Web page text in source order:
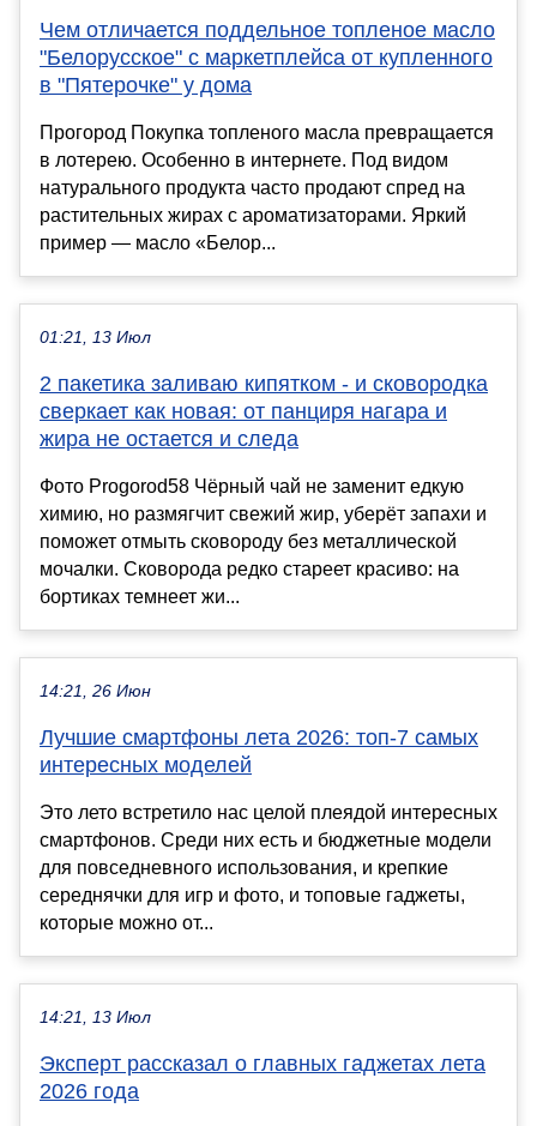
Чем отличается поддельное топленое масло
"Белорусское" с маркетплейса от купленного
в "Пятерочке" у дома
Прогород Покупка топленого масла превращается
в лотерею. Особенно в интернете. Под видом
натурального продукта часто продают спред на
растительных жирах с ароматизаторами. Яркий
пример — масло «Белор...
01:21, 13 Июл
2 пакетика заливаю кипятком - и сковородка
сверкает как новая: от панциря нагара и
жира не остается и следа
Фото Progorod58 Чёрный чай не заменит едкую
химию, но размягчит свежий жир, уберёт запахи и
поможет отмыть сковороду без металлической
мочалки. Сковорода редко стареет красиво: на
бортиках темнеет жи...
14:21, 26 Июн
Лучшие смартфоны лета 2026: топ-7 самых
интересных моделей
Это лето встретило нас целой плеядой интересных
смартфонов. Среди них есть и бюджетные модели
для повседневного использования, и крепкие
середнячки для игр и фото, и топовые гаджеты,
которые можно от...
14:21, 13 Июл
Эксперт рассказал о главных гаджетах лета
2026 года